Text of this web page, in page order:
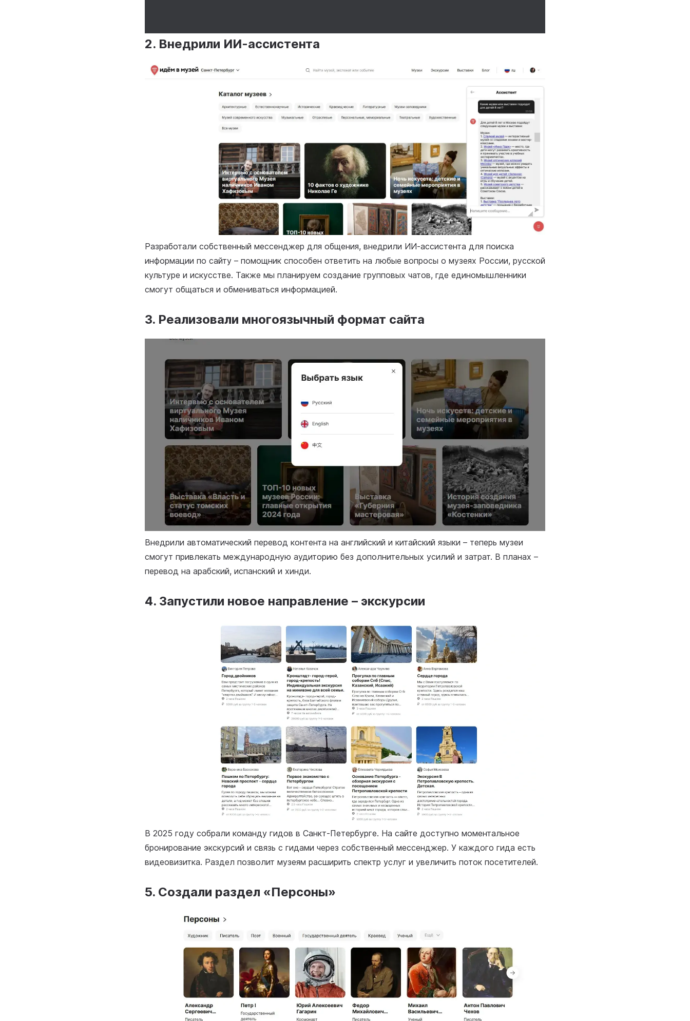
2. Внедрили ИИ-ассистента
Разработали собственный мессенджер для общения, внедрили ИИ-ассистента для поиска
информации по сайту – помощник способен ответить на любые вопросы о музеях России, русской
культуре и искусстве. Также мы планируем создание групповых чатов, где единомышленники
смогут общаться и обмениваться информацией.
3. Реализовали многоязычный формат сайта
Внедрили автоматический перевод контента на английский и китайский языки – теперь музеи
смогут привлекать международную аудиторию без дополнительных усилий и затрат. В планах –
перевод на арабский, испанский и хинди.
4. Запустили новое направление – экскурсии
В 2025 году собрали команду гидов в Санкт-Петербурге. На сайте доступно моментальное
бронирование экскурсий и связь с гидами через собственный мессенджер. У каждого гида есть
видеовизитка. Раздел позволит музеям расширить спектр услуг и увеличить поток посетителей.
5. Создали раздел «Персоны»